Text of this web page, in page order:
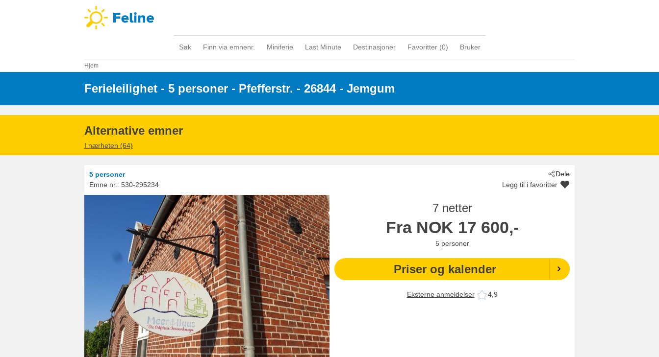
Søk Finn via emnenr. Miniferie Last Minute Destinasjoner Favoritter (0) Bruker
Hjem
Ferieleilighet - 5 personer - Pfefferstr. - 26844 - Jemgum
Alternative emner
I nærheten (64)
Dele
5 personer
Emne nr.: 530-295234 Legg til i favoritter
7 netter
Fra NOK 17 600,-
5 personer
Priser og kalender
Eksterne anmeldelser 4,9